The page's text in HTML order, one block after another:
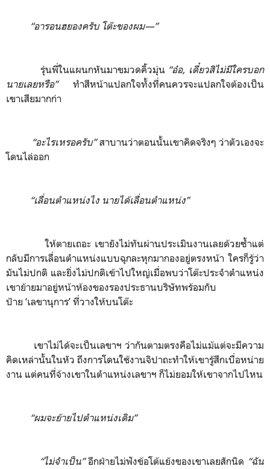
“อารอนฮยองครับ โต๊ะของผม—”
รุ่นพี่ในแผนกหันมาขมวดคิ้วมุ่น “อ๋อ, เดี๋ยวสิไม่มีใครบอก
นายเลยหรือ” ทำสีหน้าแปลกใจทั้งที่คนควรจะแปลกใจต้องเป็น
เขาเสียมากก่า
“อะไรเหรอครับ”สาบานว่าตอนนั้นเขาคิดจริงๆ ว่าตัวเองจะ
โดนไล่ออก
“เลื่อนตำแหน่งไง นายได้เลื่อนตำแหน่ง”
ให้ตายเถอะ เขายังไม่ทันผ่านประเมินงานเลยด้วยซ้ำแต่
กลับมีการเลื่อนตำแหน่งแบบฉุกละหุกมากองอยู่ตรงหน้า ใครก็รู้ว่า
มันไม่ปกติ และยิ่งไม่ปกติเข้าไปใหญ่เมื่อพบว่าโต๊ะประจำตำแหน่ง
เขาย้ายมาอยู่หน้าห้องของรองประธานบริษัทพร้อมกับ
ป้าย ‘เลขานุการ’ ที่วางให้บนโต๊ะ
เขาไม่ได้จะเป็นเลขาฯ ว่ากันตามตรงคือไม่แม้แต่จะมีความ
คิดเหล่านั้นในหัว ถึงการโดนใช้งานจิปาถะทำให้เขารู้สึกเบื่อหน่าย
งาน แต่คนที่จ้างเขาในตำแหน่งเลขาฯ ก็ไม่ยอมให้เขาจากไปไหน
“ผมจะย้ายไปตำแหน่งเดิม”
“ไม่จำเป็น”อีกฝ่ายไม่ฟังข้อโต้แย้งของเขาเลยสักนิด “ฉัน